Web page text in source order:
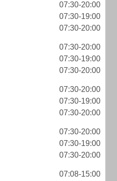
07:30-20:00
07:30-19:00
07:30-20:00
07:30-20:00
07:30-19:00
07:30-20:00
07:30-20:00
07:30-19:00
07:30-20:00
07:30-20:00
07:30-19:00
07:30-20:00
07:08-15:00